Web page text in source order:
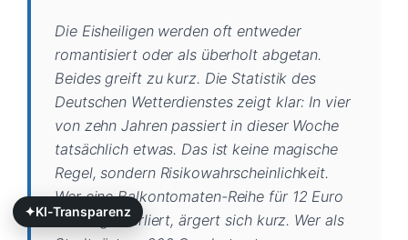
Die Eisheiligen werden oft entweder
romantisiert oder als überholt abgetan.
Beides greift zu kurz. Die Statistik des
Deutschen Wetterdienstes zeigt klar: In vier
von zehn Jahren passiert in dieser Woche
tatsächlich etwas. Das ist keine magische
Regel, sondern Risikowahrscheinlichkeit.
Wer eine Balkontomaten-Reihe für 12 Euro
Setzlinge verliert, ärgert sich kurz. Wer als
✦KI-Transparenz